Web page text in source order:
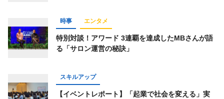
時事 エンタメ
特別対談！アワード 3連覇を達成したMBさんが語
る「サロン運営の秘訣」
スキルアップ
【イベントレポート】「起業で社会を変える」実